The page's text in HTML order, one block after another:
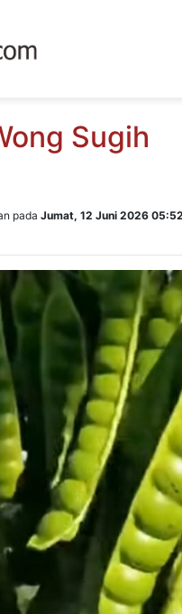
Sugih
pada Jumat, 12 Juni 2026